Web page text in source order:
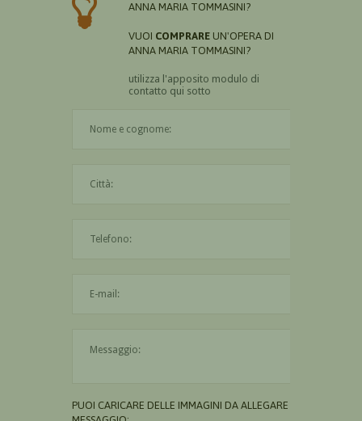
ANNA MARIA TOMMASINI?
VUOI COMPRARE UN'OPERA DI
ANNA MARIA TOMMASINI?
utilizza l'apposito modulo di
contatto qui sotto
PUOI CARICARE DELLE IMMAGINI DA ALLEGARE AL